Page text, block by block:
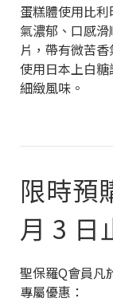
蛋糕體使用比
氣濃郁、口感
片，帶有微苦
使用日本上白
細緻風味。
限時預
月 3 日
聖保羅Q會員凡
專屬優惠：